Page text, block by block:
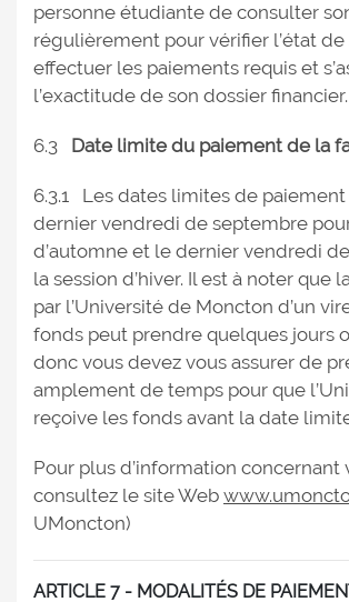
personne étudiante de consulter
régulièrement pour vérifier l’état
effectuer les paiements requis et
l’exactitude de son dossier financier.
6.3 Date limite du paiement de la
6.3.1 Les dates limites de
dernier vendredi de septembre
d’automne et le dernier vendredi
la session d’hiver. Il est à noter que
par l’Université de Moncton d’un
fonds peut prendre quelques jours
donc vous devez vous assurer de
amplement de temps pour que
reçoive les fonds avant la date
Pour plus d’information concernant
consultez le site Web
UMoncton)
ARTICLE 7 - MODALITÉS DE